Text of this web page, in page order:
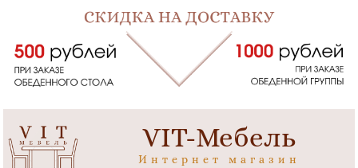
VIT-Мебель
Интернет магазин